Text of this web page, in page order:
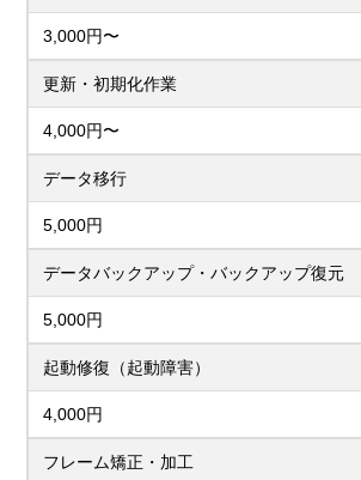
3,000円〜
更新・初期化作業
4,000円〜
データ移行
5,000円
データバックアップ・バックアップ復元
5,000円
起動修復（起動障害）
4,000円
フレーム矯正・加工